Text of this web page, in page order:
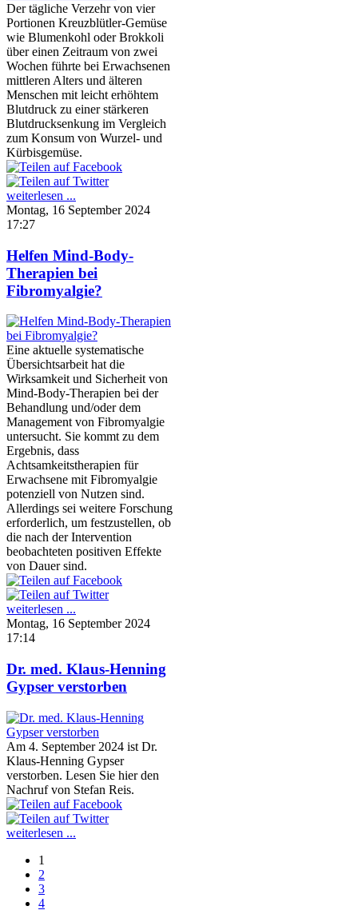
Der tägliche Verzehr von vier
Portionen Kreuzblütler-Gemüse
wie Blumenkohl oder Brokkoli
über einen Zeitraum von zwei
Wochen führte bei Erwachsenen
mittleren Alters und älteren
Menschen mit leicht erhöhtem
Blutdruck zu einer stärkeren
Blutdrucksenkung im Vergleich
zum Konsum von Wurzel- und
Kürbisgemüse.
weiterlesen ...
Montag, 16 September 2024
17:27
Helfen Mind-Body-
Therapien bei
Fibromyalgie?
Eine aktuelle systematische
Übersichtsarbeit hat die
Wirksamkeit und Sicherheit von
Mind-Body-Therapien bei der
Behandlung und/oder dem
Management von Fibromyalgie
untersucht. Sie kommt zu dem
Ergebnis, dass
Achtsamkeitstherapien für
Erwachsene mit Fibromyalgie
potenziell von Nutzen sind.
Allerdings sei weitere Forschung
erforderlich, um festzustellen, ob
die nach der Intervention
beobachteten positiven Effekte
von Dauer sind.
weiterlesen ...
Montag, 16 September 2024
17:14
Dr. med. Klaus-Henning
Gypser verstorben
Am 4. September 2024 ist Dr.
Klaus-Henning Gypser
verstorben. Lesen Sie hier den
Nachruf von Stefan Reis.
weiterlesen ...
1
2
3
4